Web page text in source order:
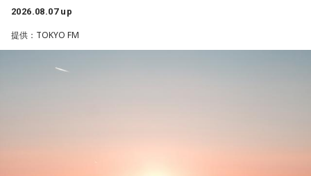
番組では、9年ぶりの出演となったフジロックの話をはじめ、
最新作や楽曲制作、お互いのミュージシャンとしての魅力に
ついて伺う。
2026.08.07 up
提供：TOKYO FM